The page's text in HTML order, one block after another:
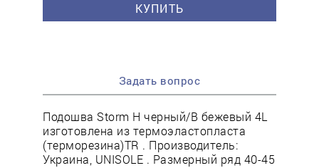
КУПИТЬ
Задать вопрос
Подошва Storm Н черный/В бежевый 4L
изготовлена из термоэластопласта
(терморезина)TR . Производитель:
Украина, UNISOLE . Размерный ряд 40-45